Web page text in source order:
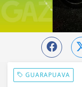
GUARAPUAVA